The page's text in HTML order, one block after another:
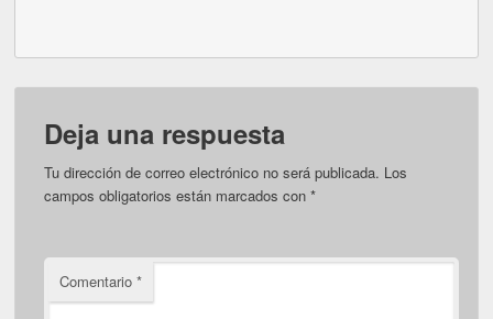
Deja una respuesta
Tu dirección de correo electrónico no será publicada. Los
campos obligatorios están marcados con*
Comentario*